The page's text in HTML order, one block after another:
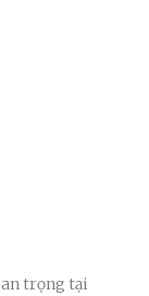
trọng tại